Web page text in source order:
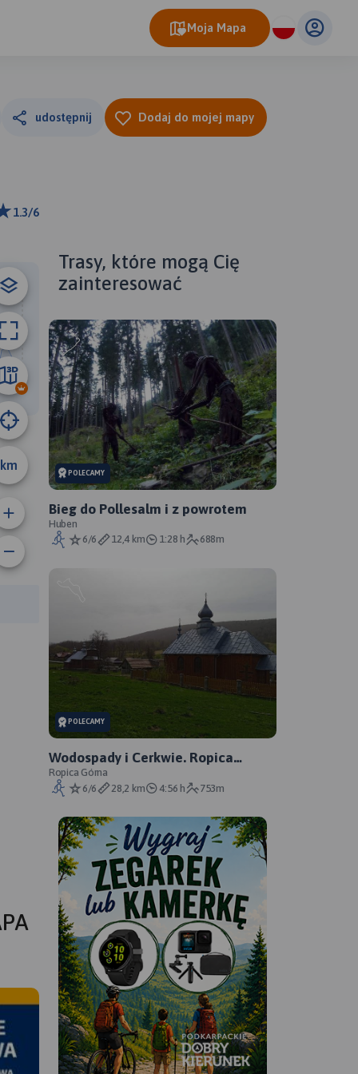
Moja Mapa
udostępnij Dodaj do mojej mapy
1.3/6
km
33 km
Trasy, które mogą Cię
zainteresować
POLECAMY
Bieg do Pollesalm i z powrotem
Huben
6/6
12,4 km 1:28 h 688m
POLECAMY
Wodospady i Cerkwie. Ropica
Górna, Dragaszów, Bodaki. Beskid
Niski
Ropica Górna
6/6
28,2 km 4:56 h 753m